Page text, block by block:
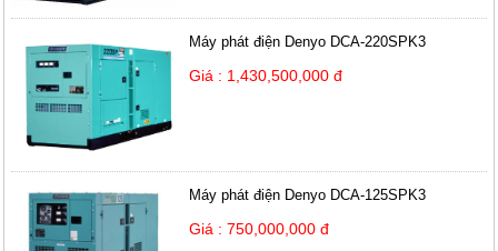
Máy phát điện Denyo DCA-220SPK3
Giá : 1,430,500,000 đ
Máy phát điện Denyo DCA-125SPK3
Giá : 750,000,000 đ